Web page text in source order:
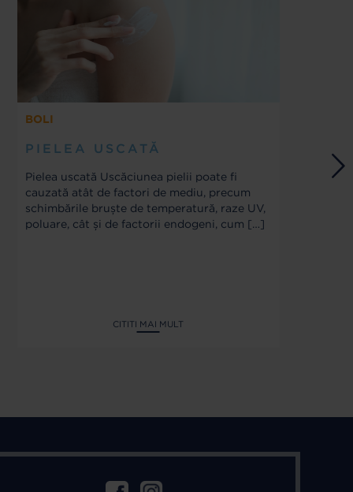
BOLI
PIELEA USCATĂ
Pielea uscată Uscăciunea pielii poate fi
cauzată atât de factori de mediu, precum
schimbările bruște de temperatură, raze UV,
poluare, cât și de factorii endogeni, cum […]
CITITI MAI MULT